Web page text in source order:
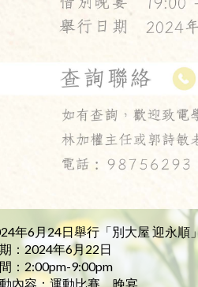
年6月24日舉行「別大屋 迎永順
：2024年6月22日
：2:00pm-9:00pm
內容：運動比賽、晚宴